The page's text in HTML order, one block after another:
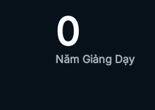
0
Năm Giảng Dạy